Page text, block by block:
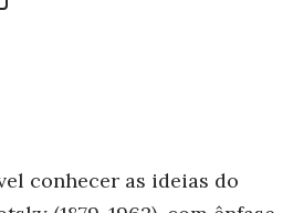
conhecer as ideias do